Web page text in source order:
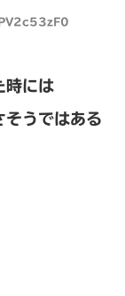
時には
そうではある